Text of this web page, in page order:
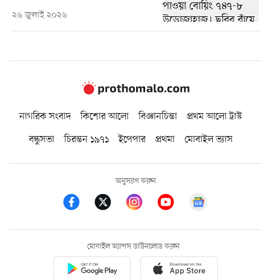
২৬ জুলাই ২০২৬
নাগরিক সংবাদ কিশোর আলো বিজ্ঞানচিন্তা
প্রথম আলো ট্রাস্ট
বন্ধুসভা
চিরন্তন ১৯৭১ ইপেপার প্রথমা মোবাইল ভ্যাস
অনুসরণ করুন
মোবাইল অ্যাপস ডাউনলোড করুন